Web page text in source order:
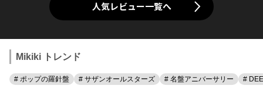
人気レビュー一覧へ
Mikiki トレンド
# ポップの羅針盤 # サザンオールスターズ # 名盤アニバーサリー #